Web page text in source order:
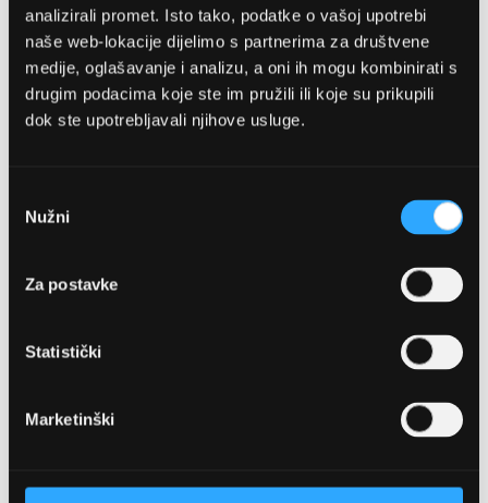
analizirali promet. Isto tako, podatke o vašoj upotrebi
naše web-lokacije dijelimo s partnerima za društvene
medije, oglašavanje i analizu, a oni ih mogu kombinirati s
drugim podacima koje ste im pružili ili koje su prikupili
dok ste upotrebljavali njihove usluge.
pristanka
Nužni
Za postavke
Statistički
Marketinški
Podijeli s prijateljima
webshop@optikanjego.hr